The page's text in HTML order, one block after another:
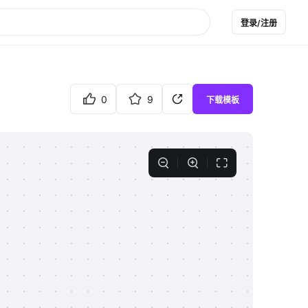
登录/注册
0 9 下载模板